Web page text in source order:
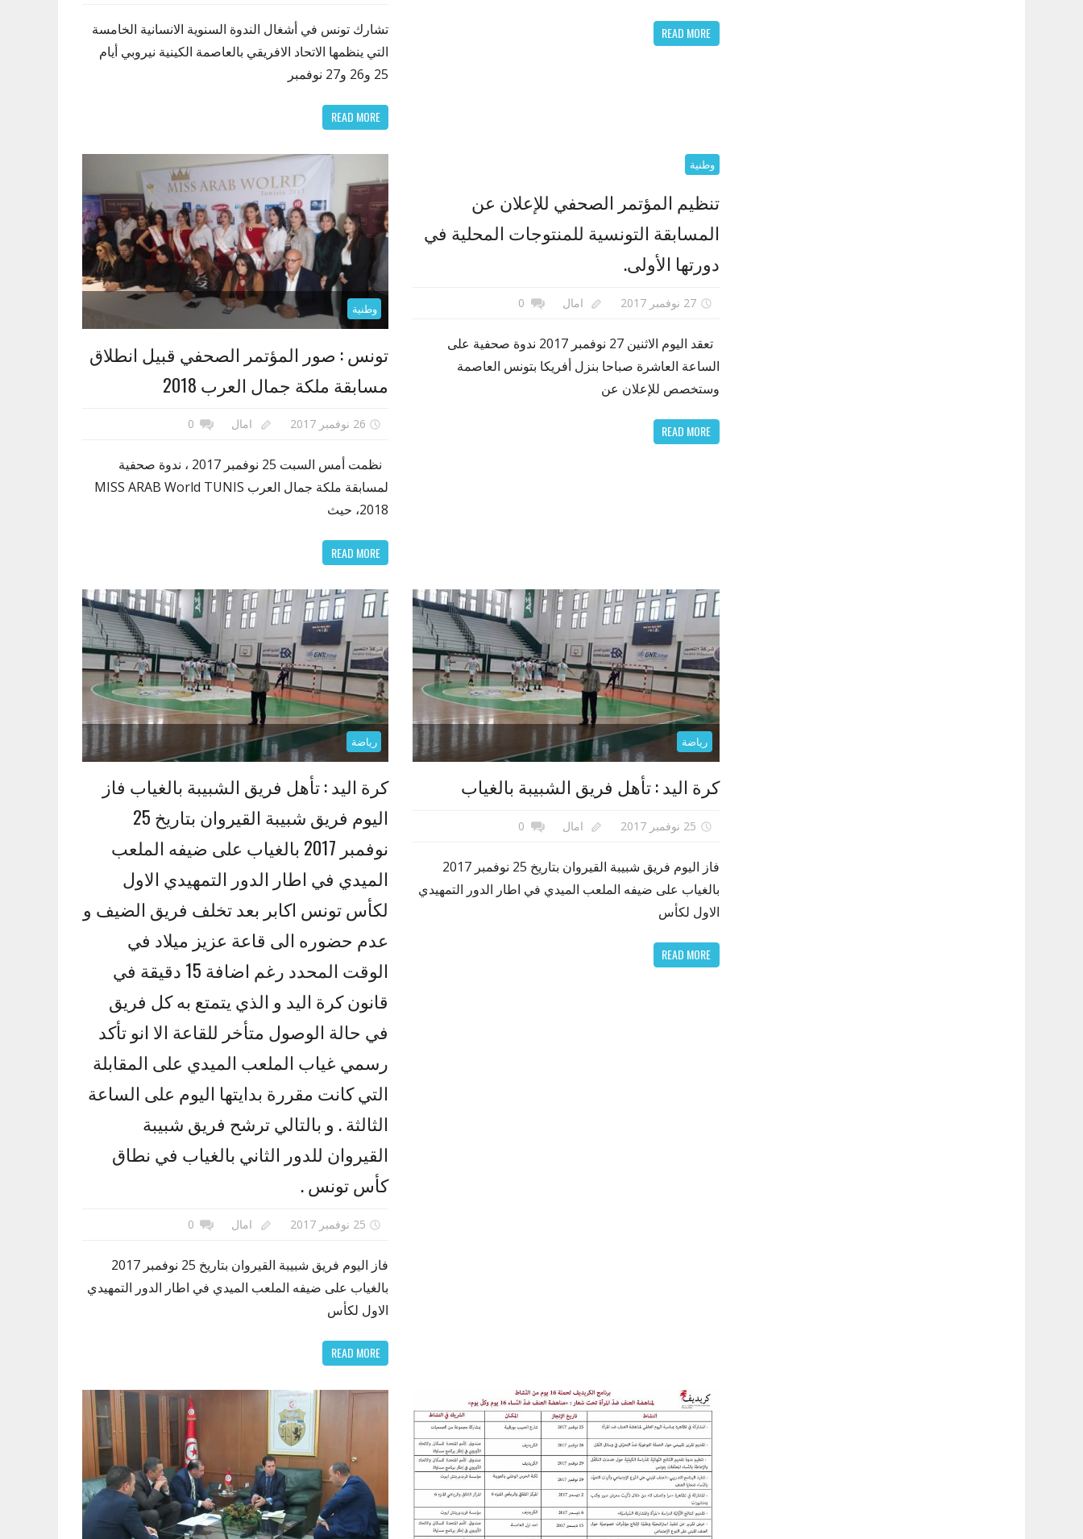
READ MORE
تشارك تونس في أشغال الندوة السنوية الانسانية الخامسة
التي ينظمها الاتحاد الافريقي بالعاصمة الكينية نيروبي أيام
25 و26 و27 نوفمبر
READ MORE
وطنية
تنظيم المؤتمر الصحفي للإعلان عن
المسابقة التونسية للمنتوجات المحلية في
دورتها الأولى.
27 نوفمبر 2017 امال 0
تعقد اليوم الاثنين 27 نوفمبر 2017 ندوة صحفية على
الساعة العاشرة صباحا بنزل أفريكا بتونس العاصمة
وستخصص للإعلان عن
READ MORE
وطنية
تونس : صور المؤتمر الصحفي قبيل انطلاق
مسابقة ملكة جمال العرب 2018
26 نوفمبر 2017 امال 0
نظمت أمس السبت 25 نوفمبر 2017 ، ندوة صحفية
لمسابقة ملكة جمال العرب MISS ARAB World TUNIS
2018، حيث
READ MORE
رياضة
كرة اليد : تأهل فريق الشبيبة بالغياب
25 نوفمبر 2017 امال 0
فاز اليوم فريق شبيبة القيروان بتاريخ 25 نوفمبر 2017
بالغياب على ضيفه الملعب الميدي في اطار الدور التمهيدي
الاول لكأس
READ MORE
رياضة
كرة اليد : تأهل فريق الشبيبة بالغياب فاز
اليوم فريق شبيبة القيروان بتاريخ 25
نوفمبر 2017 بالغياب على ضيفه الملعب
الميدي في اطار الدور التمهيدي الاول
لكأس تونس اكابر بعد تخلف فريق الضيف و
عدم حضوره الى قاعة عزيز ميلاد في
الوقت المحدد رغم اضافة 15 دقيقة في
قانون كرة اليد و الذي يتمتع به كل فريق
في حالة الوصول متأخر للقاعة الا انو تأكد
رسمي غياب الملعب الميدي على المقابلة
التي كانت مقررة بدايتها اليوم على الساعة
الثالثة . و بالتالي ترشح فريق شبيبة
القيروان للدور الثاني بالغياب في نطاق
كأس تونس .
25 نوفمبر 2017 امال 0
فاز اليوم فريق شبيبة القيروان بتاريخ 25 نوفمبر 2017
بالغياب على ضيفه الملعب الميدي في اطار الدور التمهيدي
الاول لكأس
READ MORE